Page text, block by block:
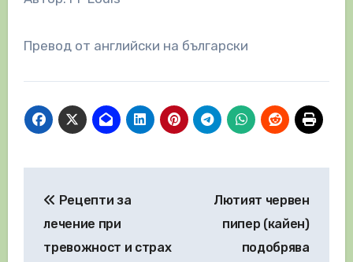
Превод от английски на български
Рецепти за
лечение при
тревожност и страх
Лютият червен
пипер (кайен)
подобрява